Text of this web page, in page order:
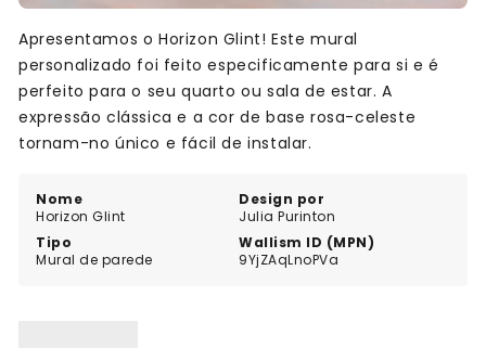
Nome
Horizon Glint
Design por
Julia Purinton
Tipo
Mural de parede
Wallism ID (MPN)
9YjZAqLnoPVa
Apresentamos o Horizon Glint! Este mural
personalizado foi feito especificamente para si e é
perfeito para o seu quarto ou sala de estar. A
expressão clássica e a cor de base rosa-celeste
tornam-no único e fácil de instalar.